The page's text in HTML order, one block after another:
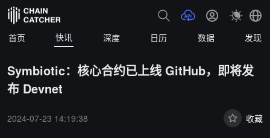
首页 快讯 深度 日历 数据 发现
Symbiotic：核心合约已上线 GitHub，即将发
布 Devnet
2024-07-23 14:19:38 收藏